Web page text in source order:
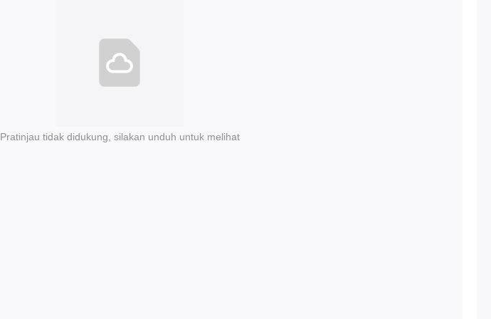
Pratinjau tidak didukung, silakan unduh untuk melihat